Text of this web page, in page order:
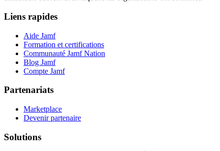
Liens rapides
Aide Jamf
Formation et certifications
Communauté Jamf Nation
Blog Jamf
Compte Jamf
Partenariats
Marketplace
Devenir partenaire
Solutions